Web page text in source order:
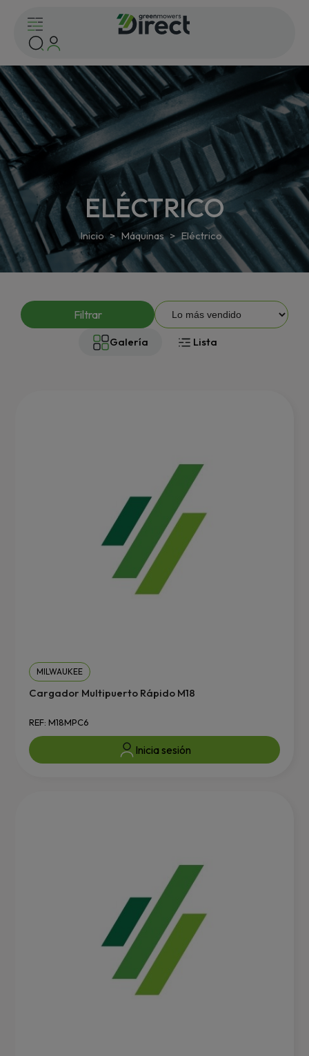
ELÉCTRICO
Inicio Máquinas Eléctrico
Filtrar
Galería Lista
MILWAUKEE
Cargador Multipuerto Rápido M18
REF: M18MPC6
Inicia sesión